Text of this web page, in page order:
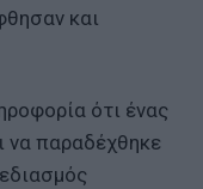
και
ότι ένας
να παραδέχθηκε